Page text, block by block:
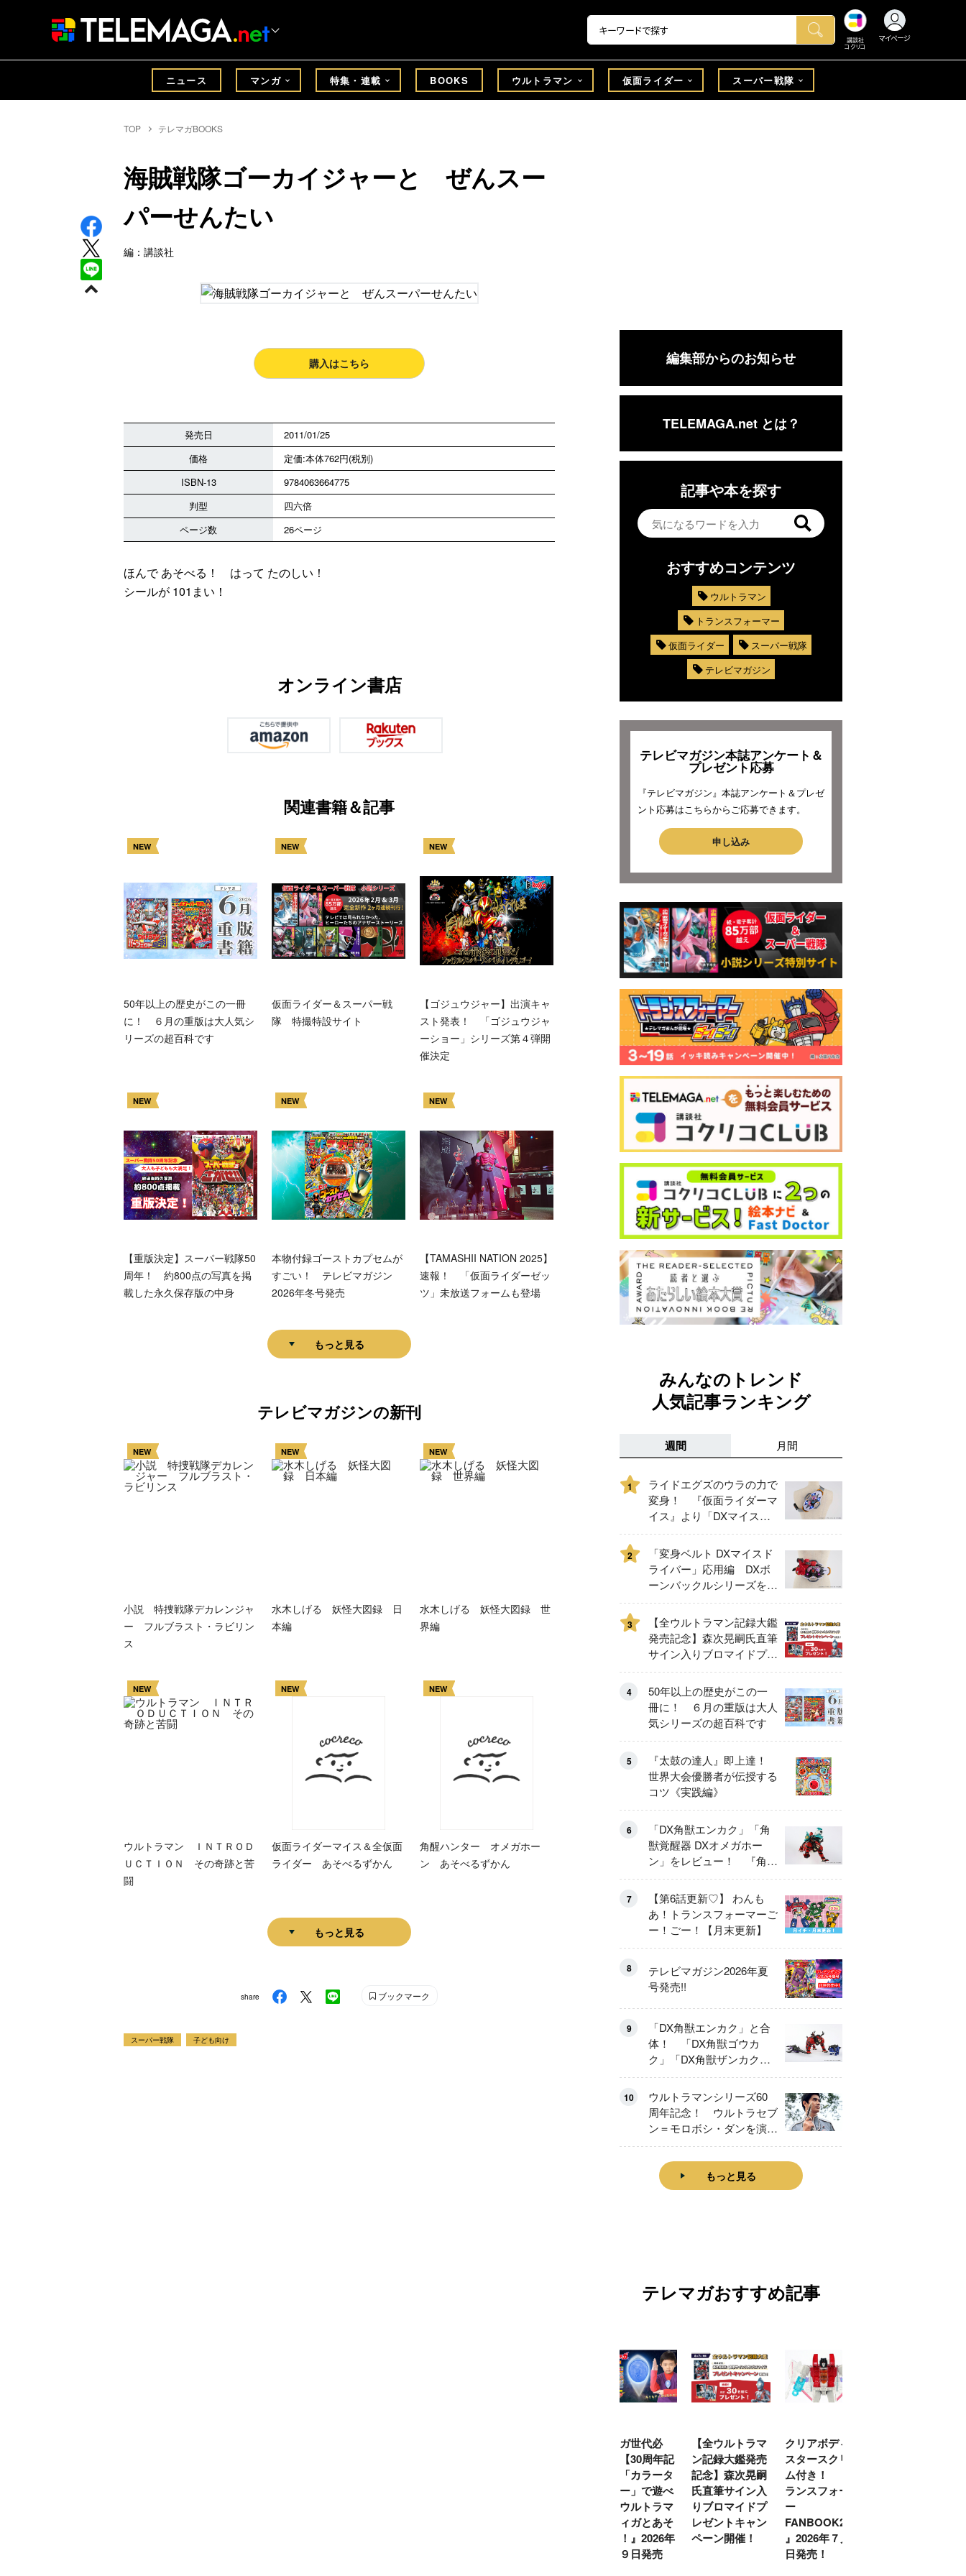
講談社
コクリコ
マイページ
ニュース マンガ 特集・連載 BOOKS ウルトラマン 仮面ライダー スーパー戦隊
TOP テレマガBOOKS
海賊戦隊ゴーカイジャーと ぜんスー
パーせんたい
編：講談社
購入はこちら
発売日
2011/01/25
価格
定価:本体762円(税別)
ISBN-13
9784063664775
判型
四六倍
ページ数
26ページ
ほんで あそべる！ はって たのしい！
シールが 101まい！
オンライン書店
関連書籍＆記事
NEW
50年以上の歴史がこの一冊
に！ ６月の重版は大人気シ
リーズの超百科です
NEW
仮面ライダー＆スーパー戦
隊 特撮特設サイト
NEW
【ゴジュウジャー】出演キャ
スト発表！ 「ゴジュウジャ
ーショー」シリーズ第４弾開
催決定
NEW
【重版決定】スーパー戦隊50
周年！ 約800点の写真を掲
載した永久保存版の中身
NEW
本物付録ゴーストカプセムが
すごい！ テレビマガジン
2026年冬号発売
NEW
【TAMASHII NATION 2025】
速報！ 「仮面ライダーゼッ
ツ」未放送フォームも登場
もっと見る
テレビマガジンの新刊
NEW
小説 特捜戦隊デカレンジャ
ー フルブラスト・ラビリン
ス
NEW
水木しげる 妖怪大図録 日
本編
NEW
水木しげる 妖怪大図録 世
界編
NEW
ウルトラマン ＩＮＴＲＯＤ
ＵＣＴＩＯＮ その奇跡と苦
闘
NEW
仮面ライダーマイス＆全仮面
ライダー あそべるずかん
NEW
角醒ハンター オメガホー
ン あそべるずかん
もっと見る
share ブックマーク
スーパー戦隊 子ども向け
編集部からのお知らせ
TELEMAGA.net とは？
記事や本を探す
おすすめコンテンツ
ウルトラマン
トランスフォーマー
仮面ライダー
スーパー戦隊
テレビマガジン
テレビマガジン本誌アンケート＆
プレゼント応募
『テレビマガジン』本誌アンケート＆プレゼ
ント応募はこちらからご応募できます。
申し込み
みんなのトレンド
人気記事ランキング
週間 月間
1
ライドエグズのウラの力で
変身！ 『仮面ライダーマ
イス』より「DXマイスド
ライバー」＆「DXマイス
エッジ」レビュー！
2
「変身ベルト DXマイスド
ライバー」応用編 DXボ
ーンバックルシリーズをレ
ビュー！
3
【全ウルトラマン記録大鑑
発売記念】森次晃嗣氏直筆
サイン入りブロマイドプレ
ゼントキャンペーン開催！
4
50年以上の歴史がこの一
冊に！ ６月の重版は大人
気シリーズの超百科です
5
『太鼓の達人』即上達！
世界大会優勝者が伝授する
コツ《実践編》
6
「DX角獣エンカク」「角
獣覚醒器 DXオメガホー
ン」をレビュー！ 『角醒
ハンター オメガホーン』
の玩具展開がスタート！
7
【第6話更新♡】 わんも
あ！トランスフォーマーご
ー！ごー！【月末更新】
8
テレビマガジン2026年夏
号発売!!
9
「DX角獣エンカク」と合
体！ 「DX角獣ゴウカ
ク」「DX角獣ザンカク」
をレビュー！
10
ウルトラマンシリーズ60
周年記念！ ウルトラセブ
ン＝モロボシ・ダンを演じ
た森次晃嗣氏特別インタビ
ュー
もっと見る
テレマガおすすめ記事
ティガ世代必
見！【30周年記
念】「カラータ
イマー」で遊べ
る『ウルトラマ
ンティガとあそ
ぼう！』2026年
７月９日発売
【全ウルトラマ
ン記録大鑑発売
記念】森次晃嗣
氏直筆サイン入
りブロマイドプ
レゼントキャン
ペーン開催！
クリアボディの
スタースクリー
ム付き！ 『ト
ランスフォーマ
ー
FANBOOK2026
』2026年７月31
日発売！